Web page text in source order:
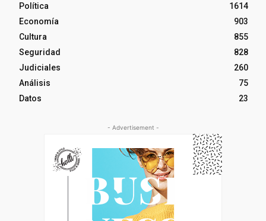
Política
1614
Economía
903
Cultura
855
Seguridad
828
Judiciales
260
Análisis
75
Datos
23
- Advertisement -